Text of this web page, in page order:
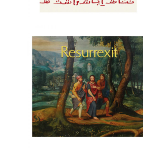
Museo de los Mártires Lasalianos
de Turón en Bujedo (Burgos)
EVENTOS & STANDS
→